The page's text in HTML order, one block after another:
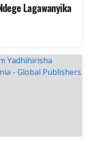
Lagawanyika